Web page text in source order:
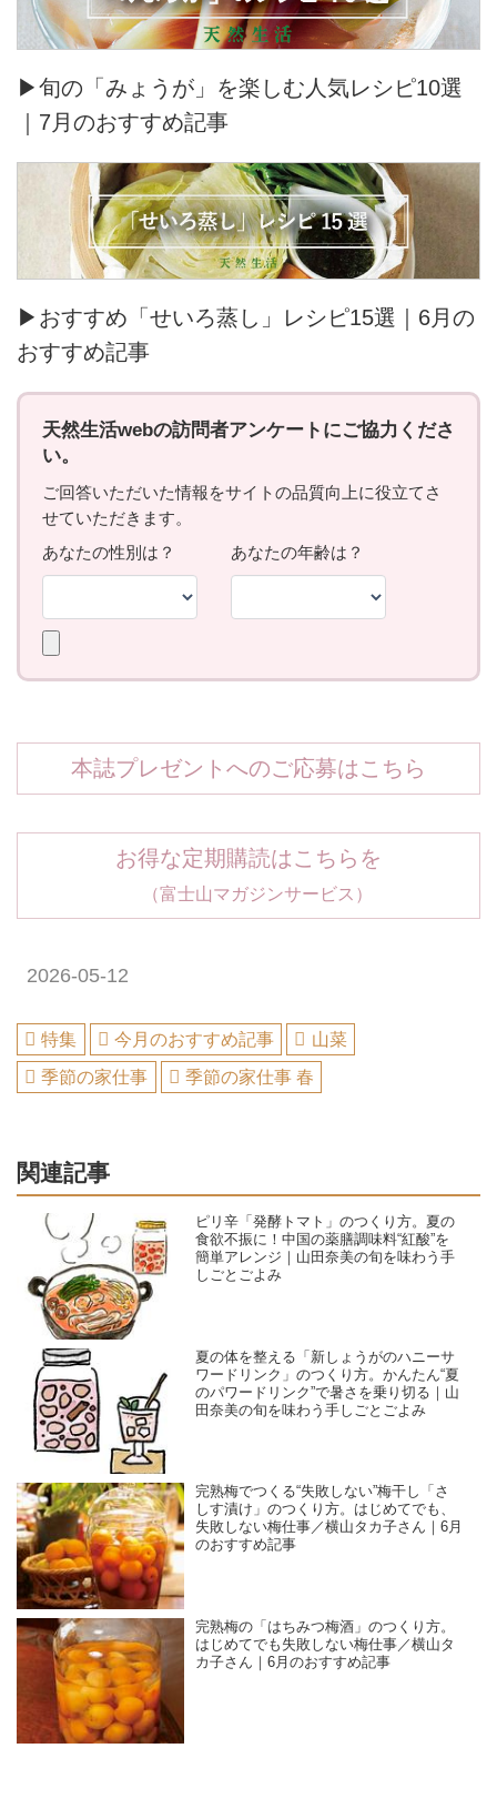
▶旬の「みょうが」を楽しむ人気レシピ10選
｜7月のおすすめ記事
▶おすすめ「せいろ蒸し」レシピ15選｜6月の
おすすめ記事
本誌プレゼントへのご応募はこちら
お得な定期購読はこちらを
（富士山マガジンサービス）
2026-05-12
特集 今月のおすすめ記事
山菜
季節の家仕事
季節の家仕事 春
関連記事
ピリ辛「発酵トマト」のつくり方。夏の
食欲不振に！中国の薬膳調味料“紅酸”を
簡単アレンジ｜山田奈美の旬を味わう手
しごとごよみ
夏の体を整える「新しょうがのハニーサ
ワードリンク」のつくり方。かんたん“夏
のパワードリンク”で暑さを乗り切る｜山
田奈美の旬を味わう手しごとごよみ
完熟梅でつくる“失敗しない”梅干し「さ
しす漬け」のつくり方。はじめてでも、
失敗しない梅仕事／横山タカ子さん｜6月
のおすすめ記事
完熟梅の「はちみつ梅酒」のつくり方。
はじめてでも失敗しない梅仕事／横山タ
カ子さん｜6月のおすすめ記事